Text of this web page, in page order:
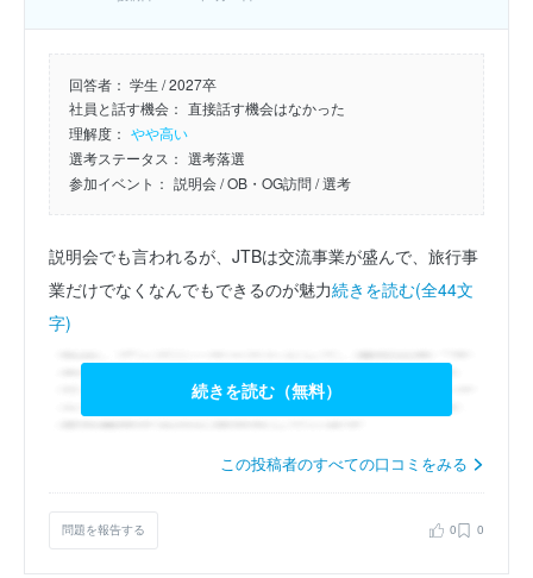
回答者： 学生 / 2027卒
社員と話す機会： 直接話す機会はなかった
理解度： やや高い
選考ステータス： 選考落選
参加イベント： 説明会/ OB・OG訪問/ 選考
説明会でも言われるが、JTBは交流事業が盛んで、旅行事
業だけでなくなんでもできるのが魅力続きを読む(全44文
字)
続きを読む（無料）
この投稿者のすべての口コミをみる
問題を報告する 0 0